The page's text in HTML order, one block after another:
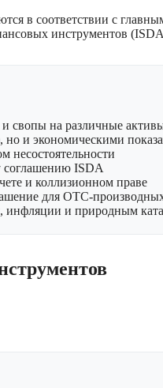
в соответствии с
инструментов (ISDA
свопы на различные
но и экономическими
несостоятельности
соглашению ISDA
и коллизионном праве
для OTC-
инфляции и природным